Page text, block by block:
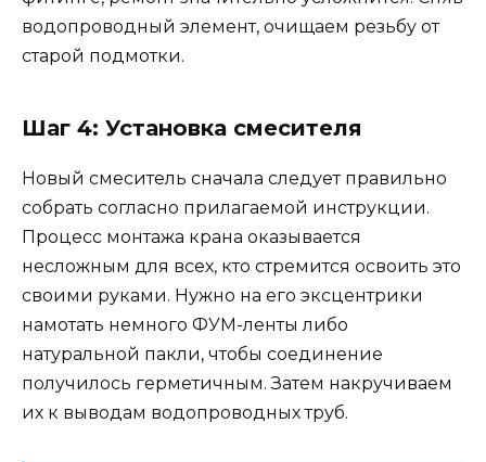
водопроводный элемент, очищаем резьбу от
старой подмотки.
Шаг 4: Установка смесителя
Новый смеситель сначала следует правильно
собрать согласно прилагаемой инструкции.
Процесс монтажа крана оказывается
несложным для всех, кто стремится освоить это
своими руками. Нужно на его эксцентрики
намотать немного ФУМ-ленты либо
натуральной пакли, чтобы соединение
получилось герметичным. Затем накручиваем
их к выводам водопроводных труб.